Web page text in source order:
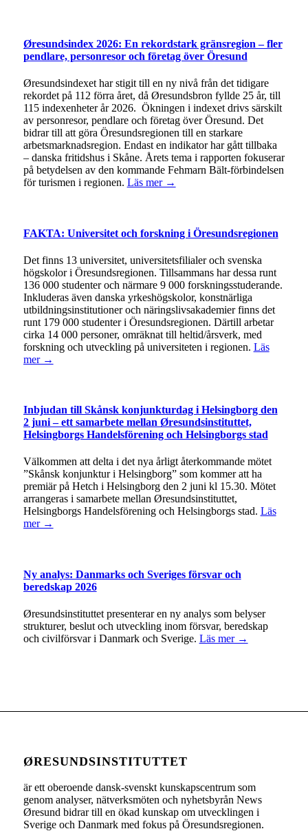
Øresundsindex 2026: En rekordstark gränsregion – fler
pendlare, personresor och företag över Öresund
Øresundsindexet har stigit till en ny nivå från det tidigare
rekordet på 112 förra året, då Øresundsbron fyllde 25 år, till
115 indexenheter år 2026. Ökningen i indexet drivs särskilt
av personresor, pendlare och företag över Öresund. Det
bidrar till att göra Öresundsregionen till en starkare
arbetsmarknadsregion. Endast en indikator har gått tillbaka
– danska fritidshus i Skåne. Årets tema i rapporten fokuserar
på betydelsen av den kommande Fehmarn Bält-förbindelsen
för turismen i regionen. Läs mer →
FAKTA: Universitet och forskning i Öresundsregionen
Det finns 13 universitet, universitetsfilialer och svenska
högskolor i Öresundsregionen. Tillsammans har dessa runt
136 000 studenter och närmare 9 000 forskningsstuderande.
Inkluderas även danska yrkeshögskolor, konstnärliga
utbildningsinstitutioner och näringslivsakademier finns det
runt 179 000 studenter i Öresundsregionen. Därtill arbetar
cirka 14 000 personer, omräknat till heltid/årsverk, med
forskning och utveckling på universiteten i regionen. Läs
mer →
Inbjudan till Skånsk konjunkturdag i Helsingborg den
2 juni – ett samarbete mellan Øresundsinstituttet,
Helsingborgs Handelsförening och Helsingborgs stad
Välkommen att delta i det nya årligt återkommande mötet
”Skånsk konjunktur i Helsingborg” som kommer att ha
premiär på Hetch i Helsingborg den 2 juni kl 15.30. Mötet
arrangeras i samarbete mellan Øresundsinstituttet,
Helsingborgs Handelsförening och Helsingborgs stad. Läs
mer →
Ny analys: Danmarks och Sveriges försvar och
beredskap 2026
Øresundsinstituttet presenterar en ny analys som belyser
strukturer, beslut och utveckling inom försvar, beredskap
och civilförsvar i Danmark och Sverige. Läs mer →
ØRESUNDSINSTITUTTET
är ett oberoende dansk-svenskt kunskapscentrum som
genom analyser, nätverksmöten och nyhetsbyrån News
Øresund bidrar till en ökad kunskap om utvecklingen i
Sverige och Danmark med fokus på Öresundsregionen.